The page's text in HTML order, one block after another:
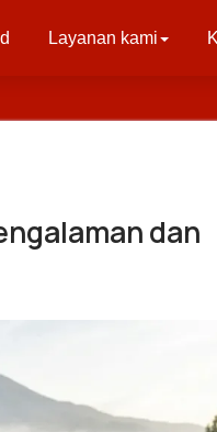
Layanan kami
dan